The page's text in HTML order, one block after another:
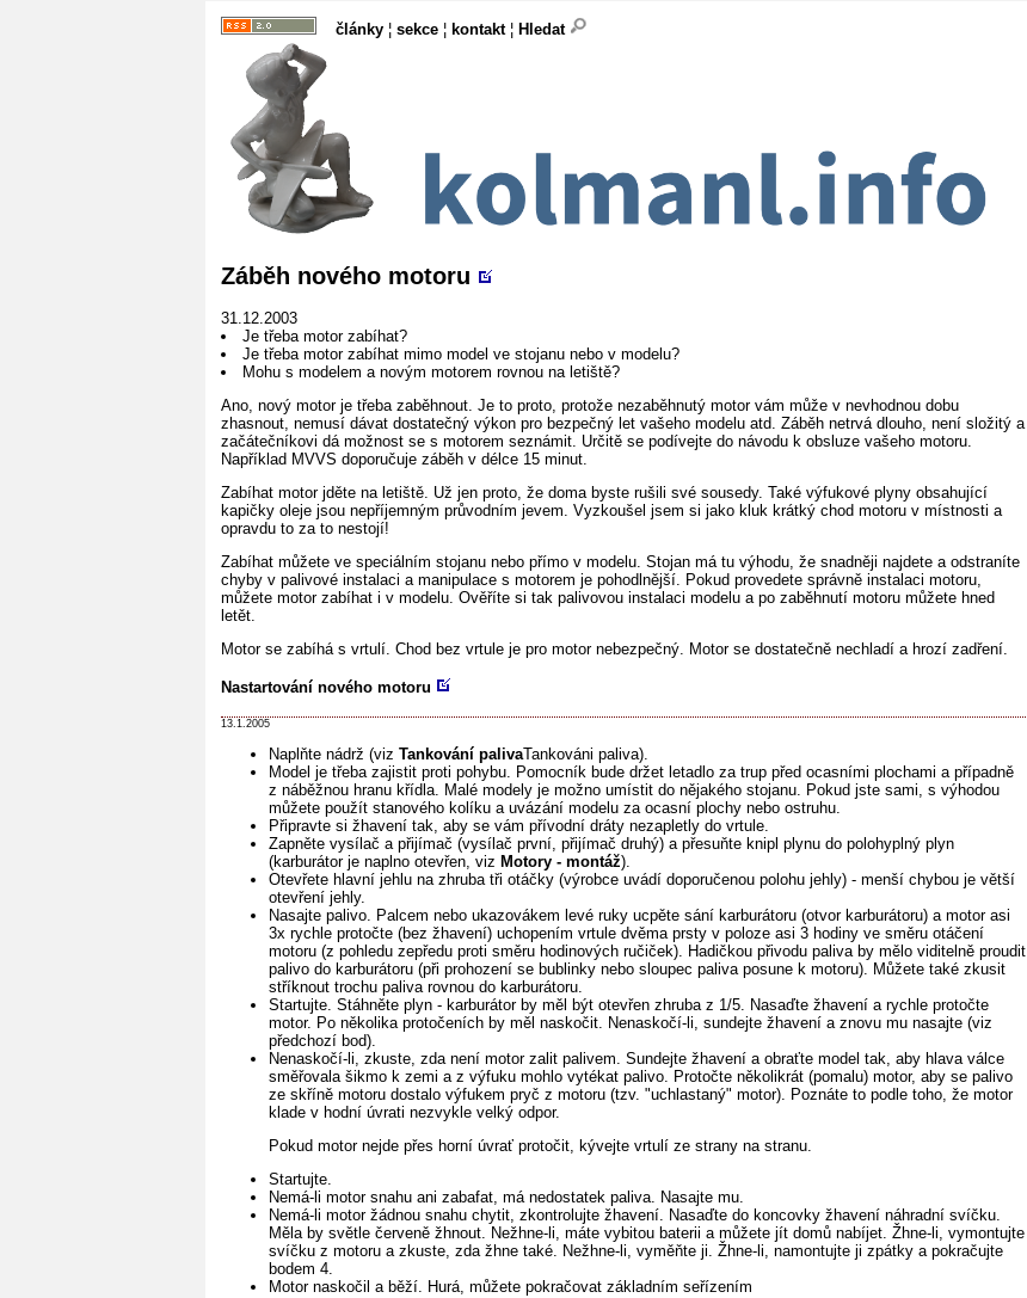
články ¦ sekce ¦ kontakt¦ Hledat
Záběh nového motoru
31.12.2003
Je třeba motor zabíhat?
Je třeba motor zabíhat mimo model ve stojanu nebo v modelu?
Mohu s modelem a novým motorem rovnou na letiště?
Ano, nový motor je třeba zaběhnout. Je to proto, protože nezaběhnutý motor vám může v nevhodnou dobu
zhasnout, nemusí dávat dostatečný výkon pro bezpečný let vašeho modelu atd. Záběh netrvá dlouho, není složitý a
začátečníkovi dá možnost se s motorem seznámit. Určitě se podívejte do návodu k obsluze vašeho motoru.
Například MVVS doporučuje záběh v délce 15 minut.
Zabíhat motor jděte na letiště. Už jen proto, že doma byste rušili své sousedy. Také výfukové plyny obsahující
kapičky oleje jsou nepříjemným průvodním jevem. Vyzkoušel jsem si jako kluk krátký chod motoru v místnosti a
opravdu to za to nestojí!
Zabíhat můžete ve speciálním stojanu nebo přímo v modelu. Stojan má tu výhodu, že snadněji najdete a odstraníte
chyby v palivové instalaci a manipulace s motorem je pohodlnější. Pokud provedete správně instalaci motoru,
můžete motor zabíhat i v modelu. Ověříte si tak palivovou instalaci modelu a po zaběhnutí motoru můžete hned
letět.
Motor se zabíhá s vrtulí. Chod bez vrtule je pro motor nebezpečný. Motor se dostatečně nechladí a hrozí zadření.
Nastartování nového motoru
13.1.2005
Naplňte nádrž (viz Tankování palivaTankováni paliva).
Model je třeba zajistit proti pohybu. Pomocník bude držet letadlo za trup před ocasními plochami a případně
z náběžnou hranu křídla. Malé modely je možno umístit do nějakého stojanu. Pokud jste sami, s výhodou
můžete použít stanového kolíku a uvázání modelu za ocasní plochy nebo ostruhu.
Připravte si žhavení tak, aby se vám přívodní dráty nezapletly do vrtule.
Zapněte vysílač a přijímač (vysílač první, přijímač druhý) a přesuňte knipl plynu do polohyplný plyn
(karburátor je naplno otevřen, viz Motory - montáž).
Otevřete hlavní jehlu na zhruba tři otáčky (výrobce uvádí doporučenou polohu jehly) - menší chybou je větší
otevření jehly.
Nasajte palivo. Palcem nebo ukazovákem levé ruky ucpěte sání karburátoru (otvor karburátoru) a motor asi
3x rychle protočte (bez žhavení) uchopením vrtule dvěma prsty v poloze asi 3 hodiny ve směru otáčení
motoru (z pohledu zepředu proti směru hodinových ručiček). Hadičkou přivodu paliva by mělo viditelně proudit
palivo do karburátoru (při prohození se bublinky nebo sloupec paliva posune k motoru). Můžete také zkusit
stříknout trochu paliva rovnou do karburátoru.
Startujte. Stáhněte plyn - karburátor by měl být otevřen zhruba z 1/5. Nasaďte žhavení a rychle protočte
motor. Po několika protočeních by měl naskočit. Nenaskočí-li, sundejte žhavení a znovu mu nasajte (viz
předchozí bod).
Nenaskočí-li, zkuste, zda není motor zalit palivem. Sundejte žhavení a obraťte model tak, aby hlava válce
směřovala šikmo k zemi a z výfuku mohlo vytékat palivo. Protočte několikrát (pomalu) motor, aby se palivo
ze skříně motoru dostalo výfukem pryč z motoru (tzv. "uchlastaný" motor). Poznáte to podle toho, že motor
klade v hodní úvrati nezvykle velký odpor.
Pokud motor nejde přes horní úvrať protočit, kývejte vrtulí ze strany na stranu.
Startujte.
Nemá-li motor snahu ani zabafat, má nedostatek paliva. Nasajte mu.
Nemá-li motor žádnou snahu chytit, zkontrolujte žhavení. Nasaďte do koncovky žhavení náhradní svíčku.
Měla by světle červeně žhnout. Nežhne-li, máte vybitou baterii a můžete jít domů nabíjet. Žhne-li, vymontujte
svíčku z motoru a zkuste, zda žhne také. Nežhne-li, vyměňte ji. Žhne-li, namontujte ji zpátky a pokračujte
bodem 4.
Motor naskočil a běží. Hurá, můžete pokračovat základním seřízením